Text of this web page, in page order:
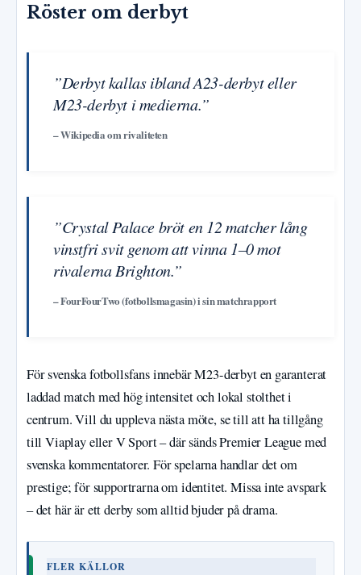
Röster om derbyt
”Derbyt kallas ibland A23-derbyt eller
M23-derbyt i medierna.”
– Wikipedia om rivaliteten
”Crystal Palace bröt en 12 matcher lång
vinstfri svit genom att vinna 1–0 mot
rivalerna Brighton.”
– FourFourTwo (fotbollsmagasin) i sin matchrapport
För svenska fotbollsfans innebär M23-derbyt en garanterat
laddad match med hög intensitet och lokal stolthet i
centrum. Vill du uppleva nästa möte, se till att ha tillgång
till Viaplay eller V Sport – där sänds Premier League med
svenska kommentatorer. För spelarna handlar det om
prestige; för supportrarna om identitet. Missa inte avspark
– det här är ett derby som alltid bjuder på drama.
FLER KÄLLOR